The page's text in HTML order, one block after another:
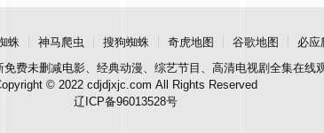
蛛 神马爬虫 搜狗蜘蛛 奇虎地图 谷歌地图
必应
免费未删减电影、经典动漫、综艺节目、高清电视剧全集在线
© 2022 cdjdjxjc.com All Rights Reserved
辽ICP备96013528号